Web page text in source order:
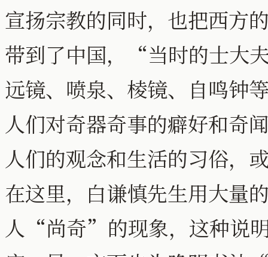
宣扬宗教的同时，也把西方
带到了中国，“当时的士大
远镜、喷泉、棱镜、自鸣钟
人们对奇器奇事的癖好和奇
人们的观念和生活的习俗，
在这里，白谦慎先生用大量
人“尚奇”的现象，这种说